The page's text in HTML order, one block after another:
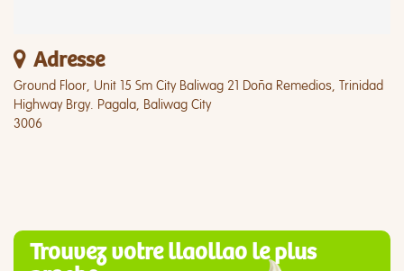
Adresse
Ground Floor, Unit 15 Sm City Baliwag 21 Doña Remedios, Trinidad
Highway Brgy. Pagala, Baliwag City
3006
Trouvez votre llaollao le plus